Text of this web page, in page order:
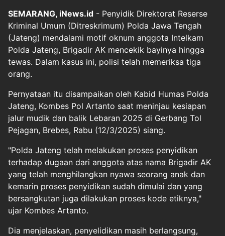
SEMARANG, iNews.id - Penyidik Direktorat Reserse
Kriminal Umum (Ditreskrimum) Polda Jawa Tengah
(Jateng) mendalami motif oknum anggota Intelkam
Polda Jateng, Brigadir AK mencekik bayinya hingga
tewas. Dalam kasus ini, polisi telah memeriksa tiga
orang.
Pernyataan itu disampaikan oleh Kabid Humas Polda
Jateng, Kombes Pol Artanto saat meninjau kesiapan
jalur mudik dan balik Lebaran 2025 di Gerbang Tol
Pejagan, Brebes, Rabu (12/3/2025) siang.
"Polda Jateng telah melakukan proses penyidikan
terhadap dugaan dari anggota atas nama Brigadir AK
yang telah menghilangkan nyawa seorang anak dan
kemarin proses penyidikan sudah dimulai dan yang
bersangkutan juga dilakukan proses kode etiknya,"
ujar Kombes Artanto.
Dia menjelaskan, penyelidikan masih berlangsung,